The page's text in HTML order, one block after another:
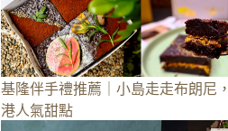
基隆伴手禮推薦｜小島走走布朗尼
港人氣甜點